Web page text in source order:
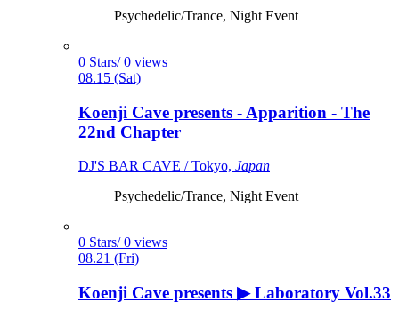
Psychedelic/Trance, Night Event
0 Stars/ 0 views
08.15 (Sat)
Koenji Cave presents - Apparition - The
22nd Chapter
DJ'S BAR CAVE / Tokyo, Japan
Psychedelic/Trance, Night Event
0 Stars/ 0 views
08.21 (Fri)
Koenji Cave presents ▶ Laboratory Vol.33